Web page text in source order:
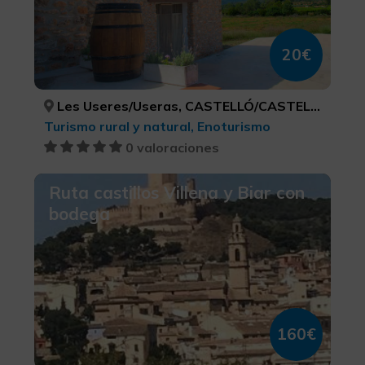
20€
Les Useres/Useras, CASTELLÓ/CASTELLÓN
Turismo rural y natural, Enoturismo
0 valoraciones
Ruta castillos Villena y Biar con
bodega
160€